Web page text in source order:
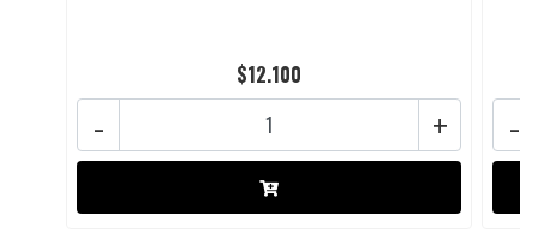
$12.100
+
- -